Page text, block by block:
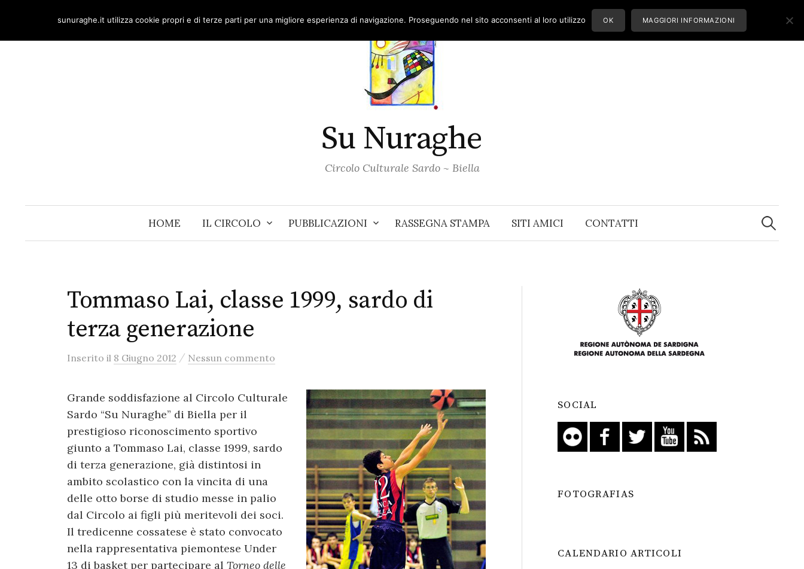
content
Su Nuraghe
Circolo Culturale Sardo ~ Biella
HOME IL CIRCOLO PUBBLICAZIONI RASSEGNA STAMPA SITI AMICI CONTATTI
Ricerca
per:
Tommaso Lai, classe 1999, sardo di
terza generazione
Inserito il 8 Giugno 2012 / Nessun commento
Grande soddisfazione al Circolo Culturale
Sardo “Su Nuraghe” di Biella per il
prestigioso riconoscimento sportivo
giunto a Tommaso Lai, classe 1999, sardo
di terza generazione, già distintosi in
ambito scolastico con la vincita di una
delle otto borse di studio messe in palio
dal Circolo ai figli più meritevoli dei soci.
Il tredicenne cossatese è stato convocato
nella rappresentativa piemontese Under
13 di basket per partecipare al Torneo delle
SOCIAL
FOTOGRAFIAS
CALENDARIO ARTICOLI
sunuraghe.it utilizza cookie propri e di terze parti per una migliore esperienza di navigazione. Proseguendo nel sito acconsenti al loro utilizzo OK MAGGIORI INFORMAZIONI